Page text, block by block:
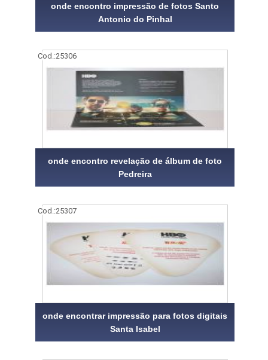
onde encontro impressão de fotos Santo
Antonio do Pinhal
Cod.:25306
onde encontro revelação de álbum de foto
Pedreira
Cod.:25307
onde encontrar impressão para fotos digitais
Santa Isabel